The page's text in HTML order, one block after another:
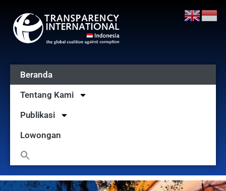
Beranda
Tentang Kami
Publikasi
Lowongan